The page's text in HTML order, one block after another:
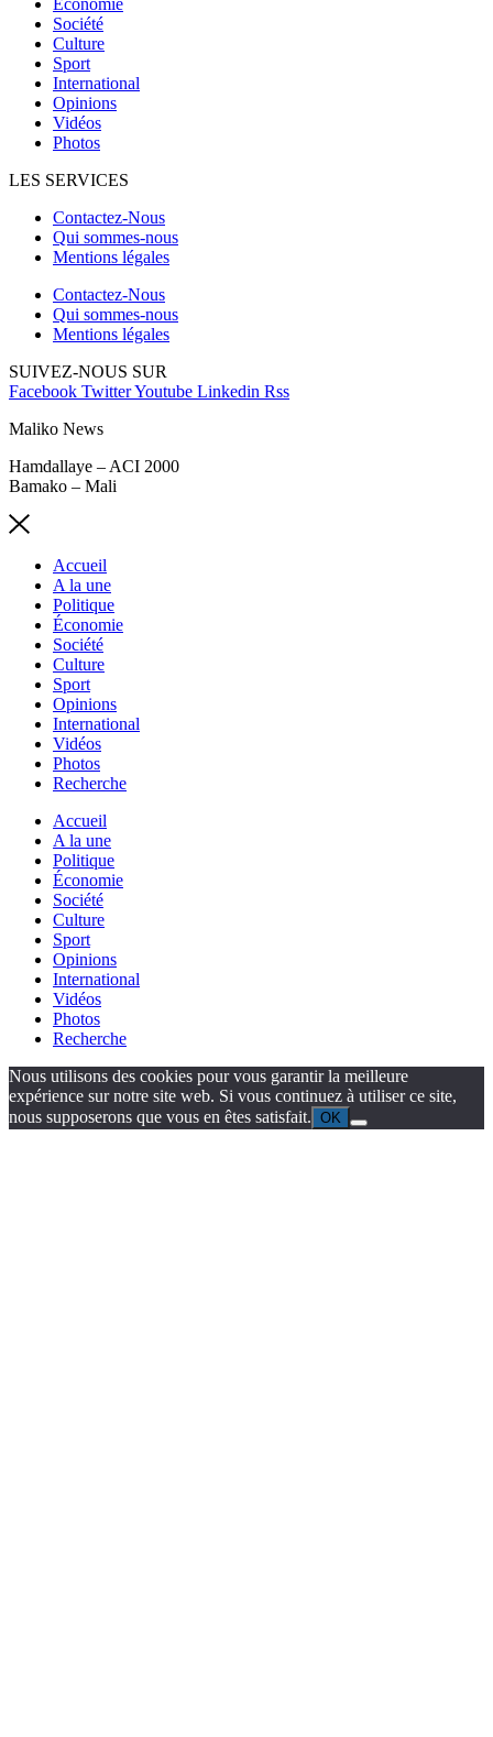
Société
Culture
Sport
International
Opinions
Vidéos
Photos
LES SERVICES
Contactez-Nous
Qui sommes-nous
Mentions légales
Contactez-Nous
Qui sommes-nous
Mentions légales
SUIVEZ-NOUS SUR
Facebook TwitterYoutube Linkedin Rss
Maliko News
Hamdallaye – ACI 2000
Bamako – Mali
Accueil
A la une
Politique
Économie
Société
Culture
Sport
Opinions
International
Vidéos
Photos
Recherche
Accueil
A la une
Politique
Économie
Société
Culture
Sport
Opinions
International
Vidéos
Photos
Recherche
Nous utilisons des cookies pour vous garantir la meilleure
expérience sur notre site web. Si vous continuez à utiliser ce site,
nous supposerons que vous en êtes satisfait. OK